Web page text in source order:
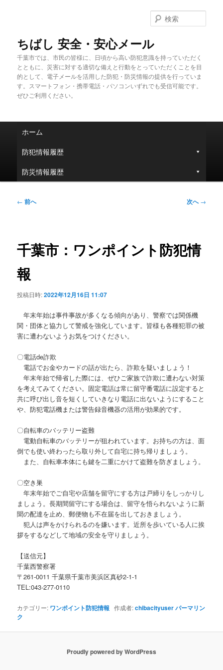
ちばし 安全・安心メール
千葉市では、市民の皆様に、日頃から高い防犯意識を持っていただく
とともに、災害に対する適切な備えと行動をとっていただくことを目
的として、電子メールを活用した防犯・防災情報の提供を行っていま
す。スマートフォン・携帯電話・パソコンいずれでも受信可能です。
ぜひご利用ください。
索
ュ
ホーム
防犯情報履歴
防災情報履歴
投
ゲ
ー
ョ
ン
← 前へ 次へ→
千葉市：ワンポイント防犯情
報
投稿日時:2022年12月16日 11:07
年末年始は事件事故が多くなる傾向があり、警察では関係機
関・団体と協力して警戒を強化しています。皆様も各種犯罪の被
害に遭わないようお気をつけください。
〇電話de詐欺
電話でお金やカードの話が出たら、詐欺を疑いましょう！
年末年始で帰省した際には、ぜひご家族で詐欺に遭わない対策
を考えてみてください。固定電話は常に留守番電話に設定すると
共に呼び出し音を短くしていきなり電話に出ないようにすること
や、防犯電話機または警告録音機器の活用が効果的です。
〇自転車のバッテリー盗難
電動自転車のバッテリーが狙われています。お持ちの方は、面
倒でも使い終わったら取り外して自宅に持ち帰りましょう。
また、自転車本体にも鍵を二重にかけて盗難を防ぎましょう。
〇空き巣
年末年始でご自宅や店舗を留守にする方は戸締りをしっかりし
ましょう。長期間留守にする場合は、留守を悟られないように新
聞の配達を止め、郵便物も不在届を出しておきましょう。
犯人は声をかけられるのを嫌います。近所を歩いている人に挨
拶をするなどして地域の安全を守りましょう。
【送信元】
千葉西警察署
〒261-0011 千葉県千葉市美浜区真砂2-1-1
TEL:043-277-0110
カテゴリー: ワンポイント防犯情報 作成者:chibacityuserパーマリン
ク
Proudly powered by WordPress